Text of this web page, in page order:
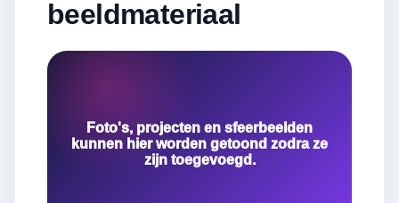
beeldmateriaal
Foto's, projecten en sfeerbeelden
kunnen hier worden getoond zodra ze
zijn toegevoegd.